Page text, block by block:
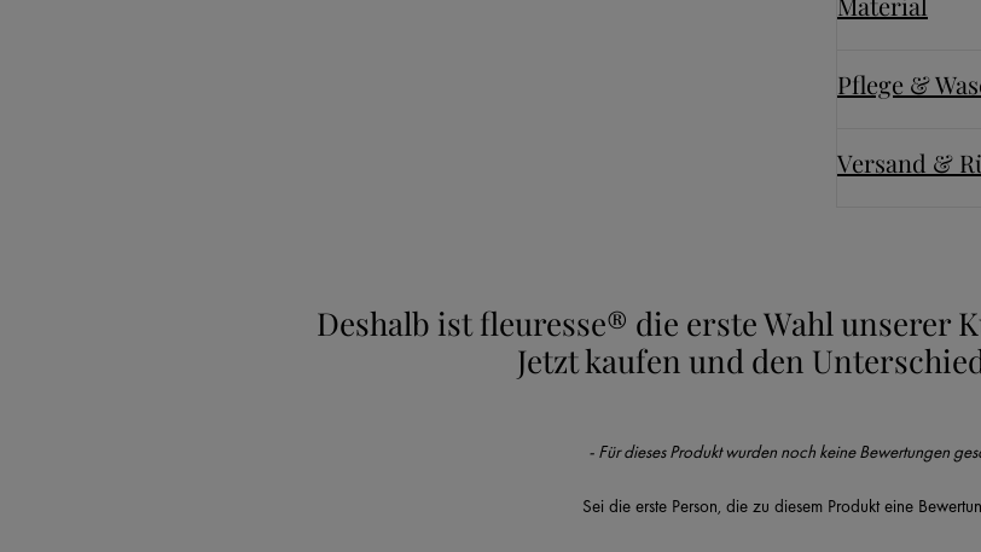
Pflege &
Versand &
Deshalb ist fleuresse® die erste Wahl unserer
Jetzt kaufen und den
- Für dieses Produkt wurden noch keine Bewertungen
Sei die erste Person, die zu diesem Produkt eine